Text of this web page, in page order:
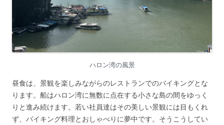
ハロン湾の風景
昼食は、景観を楽しみながらのレストランでのバイキングとな
ります。船はハロン湾に無数に点在する小さな島の間をゆっく
りと進み続けます。若い社員達はその美しい景観には目もくれ
ず、バイキング料理とおしゃべりに夢中です。そうこうしてい